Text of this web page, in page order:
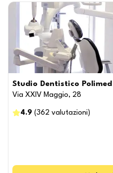
Studio Dentistico
Via XXIV Maggio, 28
4.9 (362 valutazioni )